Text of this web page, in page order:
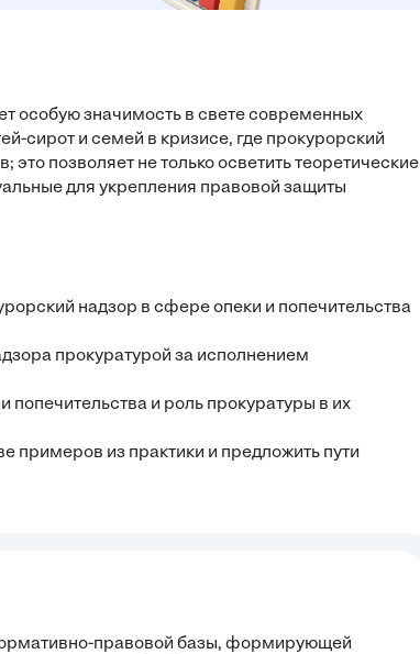
особую значимость в свете современных
сирот и семей в кризисе, где прокурорский
позволяет не только осветить теоретические
для укрепления правовой защиты
надзор в сфере опеки и попечительства
прокуратурой за исполнением
и роль прокуратуры в их
примеров из практики и предложить пути
правовой базы, формирующей